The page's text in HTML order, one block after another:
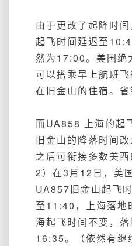
由于更改了起降时
起飞时间延迟至
然为17:00。美国绝
可以搭乘早上航班
在旧金山的住宿。
而UA858 上海的起
旧金山的降落时间
之后可衔接多数美西
2）在3月12日，美
UA857旧金山起飞
至11:40，上海落地
海起飞时间不变，
16:35。（依然有继